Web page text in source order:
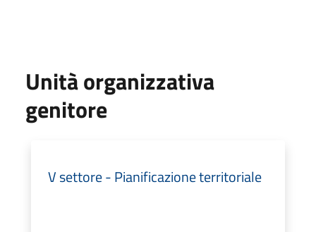
Unità organizzativa
genitore
V settore - Pianificazione territoriale